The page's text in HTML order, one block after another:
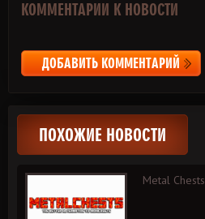
КОММЕНТАРИИ К НОВОСТИ
ДОБАВИТЬ КОММЕНТАРИЙ
ПОХОЖИЕ НОВОСТИ
Metal Chests